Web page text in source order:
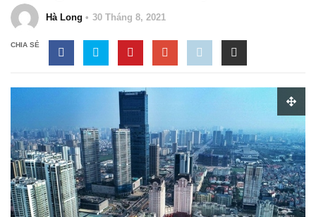
Hà Long 30 Tháng 8, 2021
CHIA SẺ